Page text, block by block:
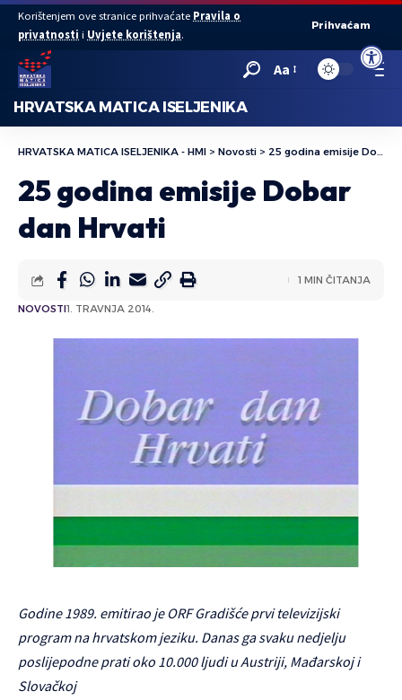
Open
Korištenjem ove stranice prihvaćate Pravila o
privatnosti i Uvjete korištenja.
Prihvaćam
Aa
HRVATSKA MATICA ISELJENIKA
HRVATSKA MATICA ISELJENIKA - HMI > Novosti > 25 godina emisije Dobar dan Hrvati
25 godina emisije Dobar
dan Hrvati
NOVOSTI1. TRAVNJA 2014.
1 MIN ČITANJA
Godine 1989. emitirao je ORF Gradišće prvi televizijski
program na hrvatskom jeziku. Danas ga svaku nedjelju
poslijepodne prati oko 10.000 ljudi u Austriji, Mađarskoj i
Slovačkoj